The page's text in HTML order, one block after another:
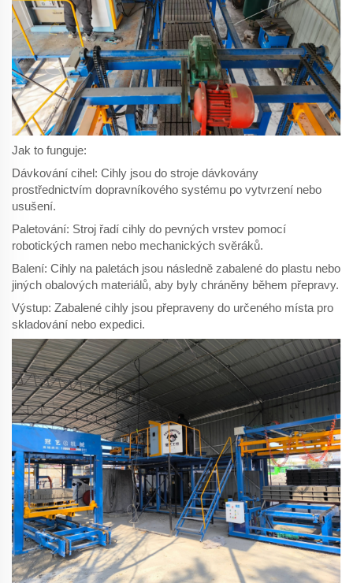
Jak to funguje:
Dávkování cihel: Cihly jsou do stroje dávkovány
prostřednictvím dopravníkového systému po vytvrzení nebo
usušení.
Paletování: Stroj řadí cihly do pevných vrstev pomocí
robotických ramen nebo mechanických svěráků.
Balení: Cihly na paletách jsou následně zabalené do plastu nebo
jiných obalových materiálů, aby byly chráněny během přepravy.
Výstup: Zabalené cihly jsou přepraveny do určeného místa pro
skladování nebo expedici.